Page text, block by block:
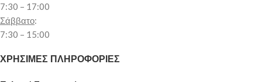
7:30 – 17:00
Σάββατο:
7:30 – 15:00
ΧΡΗΣΙΜΕΣ ΠΛΗΡΟΦΟΡΙΕΣ